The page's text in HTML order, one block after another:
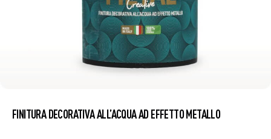
FINITURA DECORATIVA ALL’ACQUA AD EFFETTO METALLO